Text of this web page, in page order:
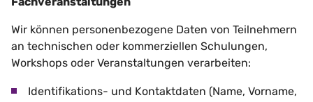
Wir können personenbezogene Daten von Teilnehmern
an technischen oder kommerziellen Schulungen,
Workshops oder Veranstaltungen verarbeiten:
Identifikations- und Kontaktdaten (Name, Vorname,